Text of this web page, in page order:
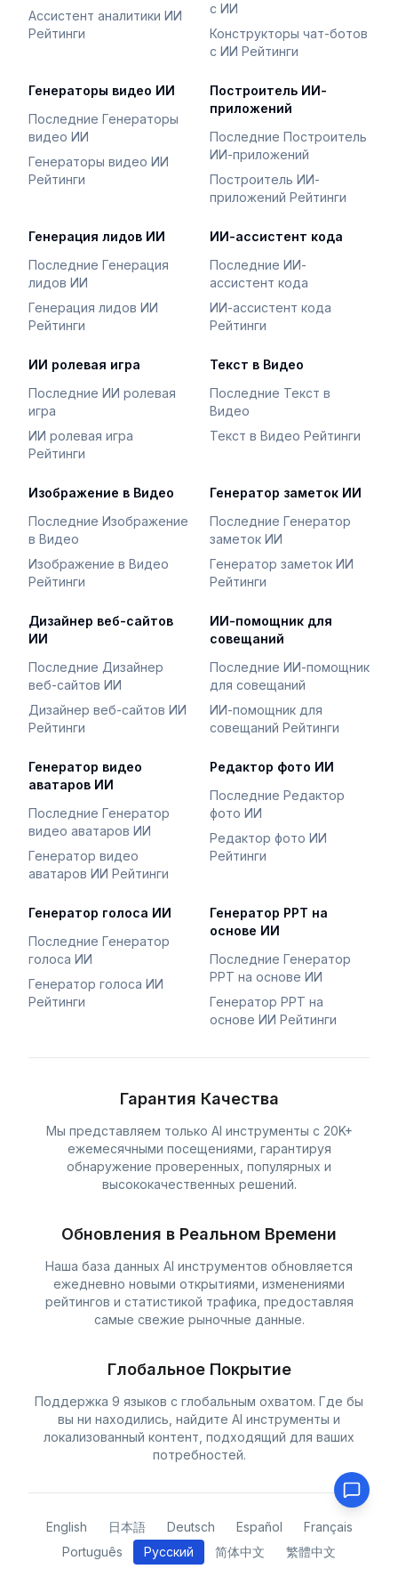
Ассистент аналитики ИИ
Рейтинги
с ИИ
Конструкторы чат-ботов
с ИИ Рейтинги
Генераторы видео ИИ
Последние Генераторы
видео ИИ
Генераторы видео ИИ
Рейтинги
Построитель ИИ-
приложений
Последние Построитель
ИИ-приложений
Построитель ИИ-
приложений Рейтинги
Генерация лидов ИИ
Последние Генерация
лидов ИИ
Генерация лидов ИИ
Рейтинги
ИИ-ассистент кода
Последние ИИ-
ассистент кода
ИИ-ассистент кода
Рейтинги
ИИ ролевая игра
Последние ИИ ролевая
игра
ИИ ролевая игра
Рейтинги
Текст в Видео
Последние Текст в
Видео
Текст в Видео Рейтинги
Изображение в Видео
Последние Изображение
в Видео
Изображение в Видео
Рейтинги
Генератор заметок ИИ
Последние Генератор
заметок ИИ
Генератор заметок ИИ
Рейтинги
Дизайнер веб-сайтов
ИИ
Последние Дизайнер
веб-сайтов ИИ
Дизайнер веб-сайтов ИИ
Рейтинги
ИИ-помощник для
совещаний
Последние ИИ-помощник
для совещаний
ИИ-помощник для
совещаний Рейтинги
Генератор видео
аватаров ИИ
Последние Генератор
видео аватаров ИИ
Генератор видео
аватаров ИИ Рейтинги
Редактор фото ИИ
Последние Редактор
фото ИИ
Редактор фото ИИ
Рейтинги
Генератор голоса ИИ
Последние Генератор
голоса ИИ
Генератор голоса ИИ
Рейтинги
Генератор PPT на
основе ИИ
Последние Генератор
PPT на основе ИИ
Генератор PPT на
основе ИИ Рейтинги
Гарантия Качества
Мы представляем только AI инструменты с 20K+
ежемесячными посещениями, гарантируя
обнаружение проверенных, популярных и
высококачественных решений.
Обновления в Реальном Времени
Наша база данных AI инструментов обновляется
ежедневно новыми открытиями, изменениями
рейтингов и статистикой трафика, предоставляя
самые свежие рыночные данные.
Глобальное Покрытие
Поддержка 9 языков с глобальным охватом. Где бы
вы ни находились, найдите AI инструменты и
локализованный контент, подходящий для ваших
потребностей.
English 日本語 Deutsch Español
Français
Português
Русский 简体中文 繁體中文